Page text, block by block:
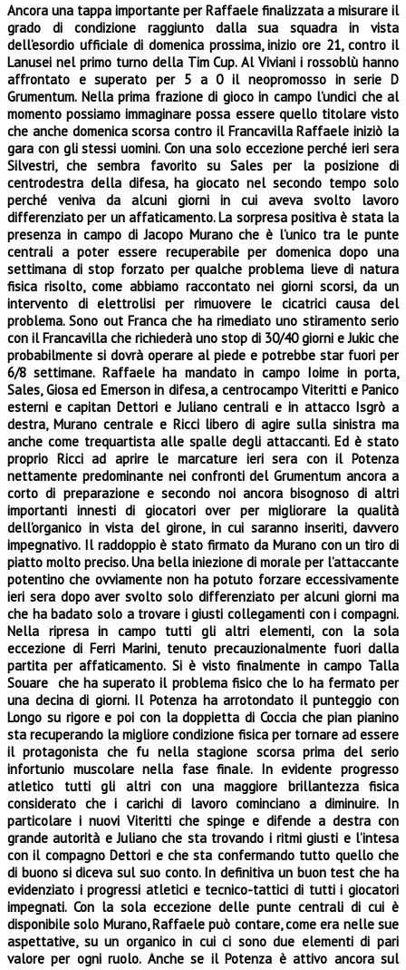
Ancora una tappa importante per Raffaele finalizzata a misurare il
grado di condizione raggiunto dalla sua squadra in vista
dell’esordio ufficiale di domenica prossima, inizio ore 21, contro il
Lanusei nel primo turno della Tim Cup. Al Viviani i rossoblù hanno
affrontato e superato per 5 a 0 il neopromosso in serie D
Grumentum. Nella prima frazione di gioco in campo l’undici che al
momento possiamo immaginare possa essere quello titolare visto
che anche domenica scorsa contro il Francavilla Raffaele iniziò la
gara con gli stessi uomini. Con una solo eccezione perché ieri sera
Silvestri, che sembra favorito su Sales per la posizione di
centrodestra della difesa, ha giocato nel secondo tempo solo
perché veniva da alcuni giorni in cui aveva svolto lavoro
differenziato per un affaticamento. La sorpresa positiva è stata la
presenza in campo di Jacopo Murano che è l’unico tra le punte
centrali a poter essere recuperabile per domenica dopo una
settimana di stop forzato per qualche problema lieve di natura
fisica risolto, come abbiamo raccontato nei giorni scorsi, da un
intervento di elettrolisi per rimuovere le cicatrici causa del
problema. Sono out Franca che ha rimediato uno stiramento serio
con il Francavilla che richiederà uno stop di 30/40 giorni e Jukic che
probabilmente si dovrà operare al piede e potrebbe star fuori per
6/8 settimane. Raffaele ha mandato in campo Ioime in porta,
Sales, Giosa ed Emerson in difesa, a centrocampo Viteritti e Panico
esterni e capitan Dettori e Juliano centrali e in attacco Isgrò a
destra, Murano centrale e Ricci libero di agire sulla sinistra ma
anche come trequartista alle spalle degli attaccanti. Ed è stato
proprio Ricci ad aprire le marcature ieri sera con il Potenza
nettamente predominante nei confronti del Grumentum ancora a
corto di preparazione e secondo noi ancora bisognoso di altri
importanti innesti di giocatori over per migliorare la qualità
dell’organico in vista del girone, in cui saranno inseriti, davvero
impegnativo. Il raddoppio è stato firmato da Murano con un tiro di
piatto molto preciso. Una bella iniezione di morale per l’attaccante
potentino che ovviamente non ha potuto forzare eccessivamente
ieri sera dopo aver svolto solo differenziato per alcuni giorni ma
che ha badato solo a trovare i giusti collegamenti con i compagni.
Nella ripresa in campo tutti gli altri elementi, con la sola
eccezione di Ferri Marini, tenuto precauzionalmente fuori dalla
partita per affaticamento. Si è visto finalmente in campo Talla
Souare che ha superato il problema fisico che lo ha fermato per
una decina di giorni. Il Potenza ha arrotondato il punteggio con
Longo su rigore e poi con la doppietta di Coccia che pian pianino
sta recuperando la migliore condizione fisica per tornare ad essere
il protagonista che fu nella stagione scorsa prima del serio
infortunio muscolare nella fase finale. In evidente progresso
atletico tutti gli altri con una maggiore brillantezza fisica
considerato che i carichi di lavoro cominciano a diminuire. In
particolare i nuovi Viteritti che spinge e difende a destra con
grande autorità e Juliano che sta trovando i ritmi giusti e l’intesa
con il compagno Dettori e che sta confermando tutto quello che
di buono si diceva sul suo conto. In definitiva un buon test che ha
evidenziato i progressi atletici e tecnico-tattici di tutti i giocatori
impegnati. Con la sola eccezione delle punte centrali di cui è
disponibile solo Murano, Raffaele può contare, come era nelle sue
aspettative, su un organico in cui ci sono due elementi di pari
valore per ogni ruolo. Anche se il Potenza è attivo ancora sul